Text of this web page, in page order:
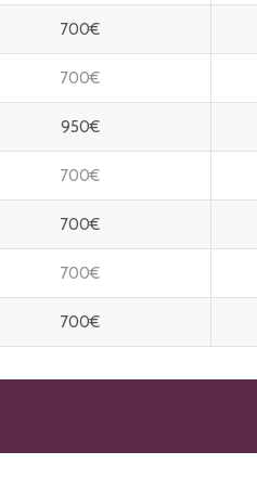
700€
700€
950€
700€
700€
700€
700€